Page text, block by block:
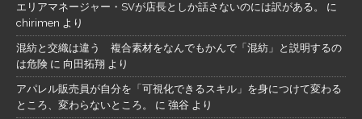
エリアマネージャー・SVが店長としか話さないのには訳がある。
に
chirimen より
混紡と交織は違う 複合素材をなんでもかんで「混紡」と説明するの
は危険 に 向田拓翔 より
アパレル販売員が自分を「可視化できるスキル」を身につけて変わる
ところ、変わらないところ。
に 強谷 より